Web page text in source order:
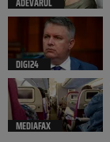
DIGI24
MEDIAFAX